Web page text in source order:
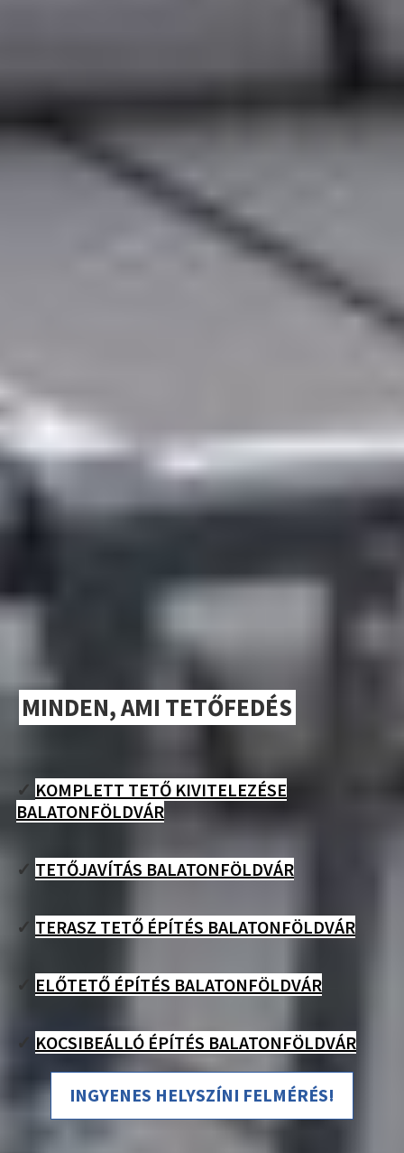
MINDEN, AMI TETŐFEDÉS
✓ KOMPLETT TETŐ KIVITELEZÉSE
BALATONFÖLDVÁR
✓ TETŐJAVÍTÁS BALATONFÖLDVÁR
✓ TERASZ TETŐ ÉPÍTÉS BALATONFÖLDVÁR
✓ ELŐTETŐ ÉPÍTÉS BALATONFÖLDVÁR
✓ KOCSIBEÁLLÓ ÉPÍTÉS BALATONFÖLDVÁR
INGYENES HELYSZÍNI FELMÉRÉS!